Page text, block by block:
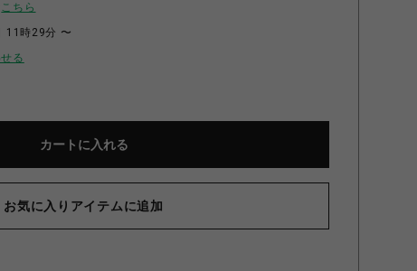
こちら
11時29分 〜
る
カートに入れる
お気に入りアイテムに追加